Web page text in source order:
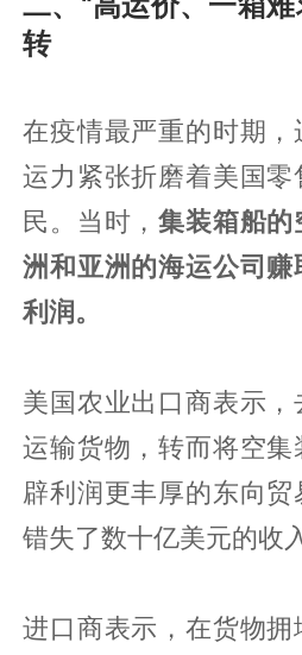
转
在疫情最严重的时期
运力紧张折磨着美国
民。当时，集装箱船的
洲和亚洲的海运公司
利润。
美国农业出口商表示
运输货物，转而将空
辟利润更丰厚的东向
错失了数十亿美元的收入
进口商表示，在货物